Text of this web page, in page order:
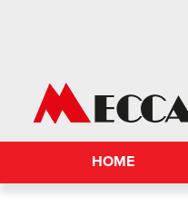
HOME